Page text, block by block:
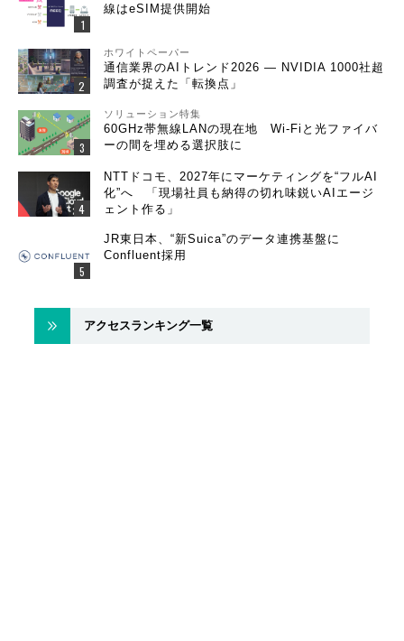
線はeSIM提供開始
ホワイトペーパー
通信業界のAIトレンド2026 ― NVIDIA 1000社超
調査が捉えた「転換点」
ソリューション特集
60GHz帯無線LANの現在地 Wi-Fiと光ファイバ
ーの間を埋める選択肢に
NTTドコモ、2027年にマーケティングを“フルAI
化”へ 「現場社員も納得の切れ味鋭いAIエージ
ェント作る」
JR東日本、“新Suica”のデータ連携基盤に
Confluent採用
アクセスランキング一覧